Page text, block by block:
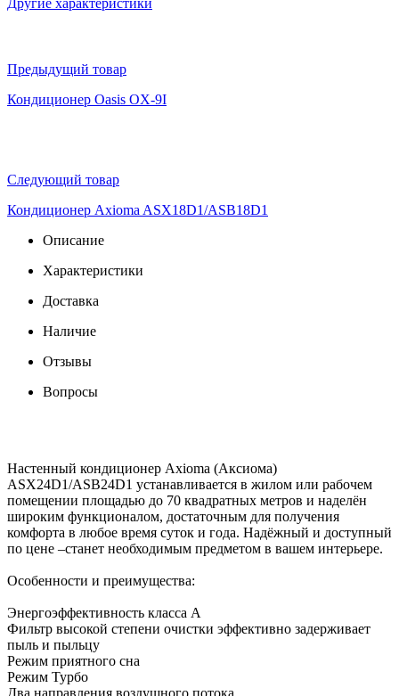
Другие характеристики
Предыдущий товар
Кондиционер Oasis OX-9I
Следующий товар
Кондиционер Axioma ASX18D1/ASB18D1
Описание
Характеристики
Доставка
Наличие
Отзывы
Вопросы
Настенный кондиционер Axioma (Аксиома)
ASX24D1/ASB24D1 устанавливается в жилом или рабочем
помещении площадью до 70 квадратных метров и наделён
широким функционалом, достаточным для получения
комфорта в любое время суток и года. Надёжный и доступный
по цене –станет необходимым предметом в вашем интерьере.
Особенности и преимущества:
Энергоэффективность класса А
Фильтр высокой степени очистки эффективно задерживает
пыль и пыльцу
Режим приятного сна
Режим Турбо
Два направления воздушного потока